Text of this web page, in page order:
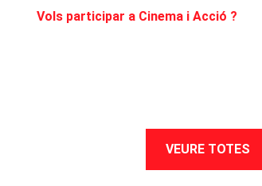
Vols participar a Cinema i Acció ?
VEURE TOTES